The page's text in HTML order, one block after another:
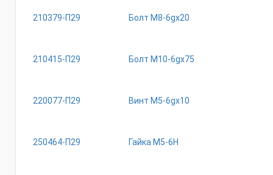
210379-П29 Болт М8-6gх20
210415-П29 Болт М10-6gх75
220077-П29 Винт М5-6gх10
250464-П29 Гайка М5-6Н